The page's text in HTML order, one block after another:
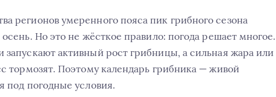
регионов умеренного пояса пик грибного сезона
Но это не жёсткое правило: погода решает многое.
активный рост грибницы, а сильная жара или
тормозят. Поэтому календарь грибника — живой
под погодные условия.